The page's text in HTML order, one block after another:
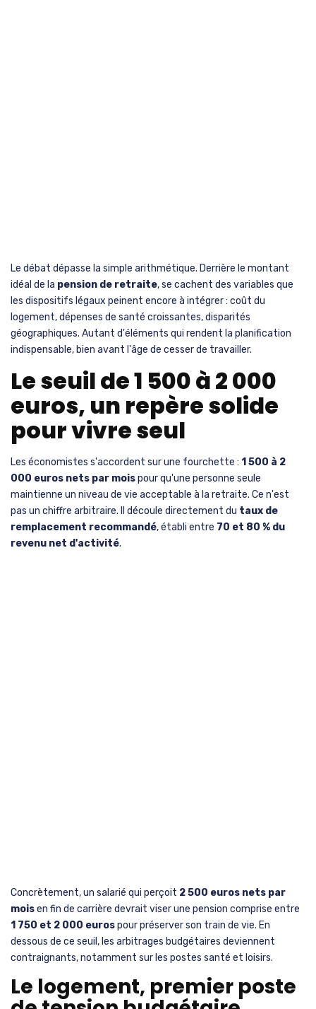
Le débat dépasse la simple arithmétique. Derrière le montant
idéal de la pension de retraite, se cachent des variables que
les dispositifs légaux peinent encore à intégrer : coût du
logement, dépenses de santé croissantes, disparités
géographiques. Autant d'éléments qui rendent la planification
indispensable, bien avant l'âge de cesser de travailler.
Le seuil de 1 500 à 2 000
euros, un repère solide
pour vivre seul
Les économistes s'accordent sur une fourchette : 1 500 à 2
000 euros nets par moispour qu'une personne seule
maintienne un niveau de vie acceptable à la retraite. Ce n'est
pas un chiffre arbitraire. Il découle directement du taux de
remplacement recommandé, établi entre 70 et 80 % du
revenu net d'activité.
Concrètement, un salarié qui perçoit 2 500 euros nets par
moisen fin de carrière devrait viser une pension comprise entre
1 750 et 2 000 eurospour préserver son train de vie. En
dessous de ce seuil, les arbitrages budgétaires deviennent
contraignants, notamment sur les postes santé et loisirs.
Le logement, premier poste